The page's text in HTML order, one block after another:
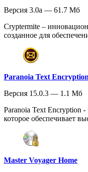
Версия 3.0a — 61.7 Мб
Cryptermite –
созданное для
Paranoia Text Encryption
Версия 15.0.3 — 1.1 Мб
Paranoia Text Encryption
которое обеспечивает
Master Voyager Home